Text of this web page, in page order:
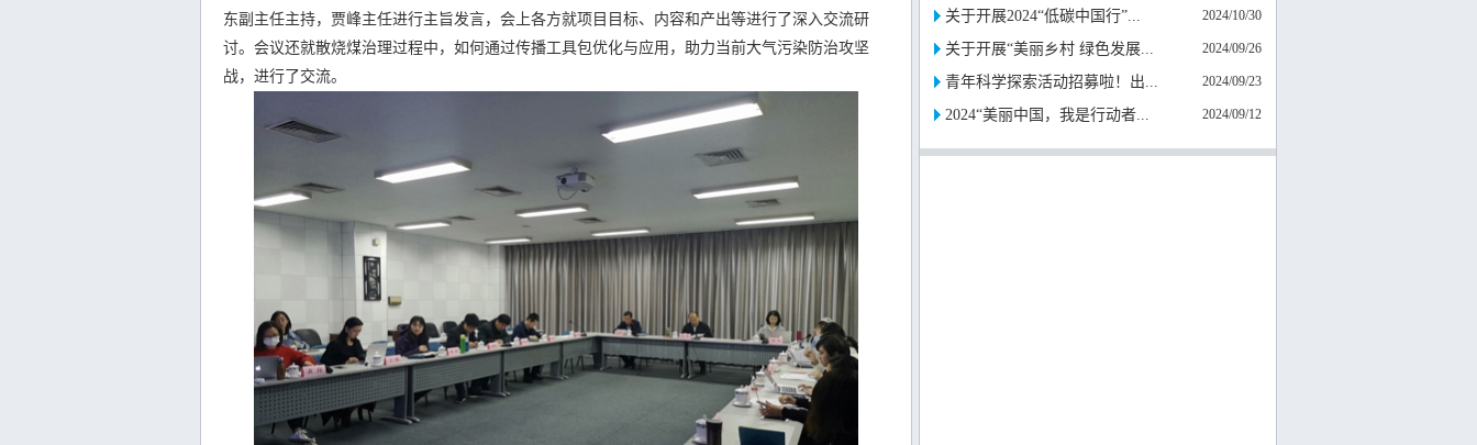
东副主任主持，贾峰主任进行主旨发言，会上各方就项目目标、内容和产出等进行了深入交流研
讨。会议还就散烧煤治理过程中，如何通过传播工具包优化与应用，助力当前大气污染防治攻坚
战，进行了交流。
2024/10/30
关于开展2024“低碳中国行”...
2024/09/26
关于开展“美丽乡村 绿色发展...
2024/09/23
青年科学探索活动招募啦！出...
2024/09/12
2024“美丽中国，我是行动者...